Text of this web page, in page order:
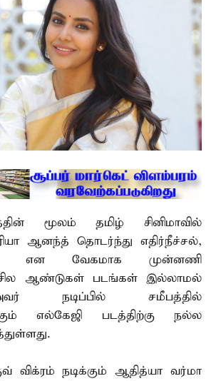
மூலம் தமிழ் சினிமாவில்
ஆனந்த் தொடர்ந்து எதிர்நீச்சல்,
என வேகமாக முன்னணி
சில ஆண்டுகள் படங்கள் இல்லாமல்
நடிப்பில் சமீபத்தில்
எல்கேஜி படத்திற்கு நல்ல
விக்ரம் நடிக்கும் ஆதித்யா வர்மா